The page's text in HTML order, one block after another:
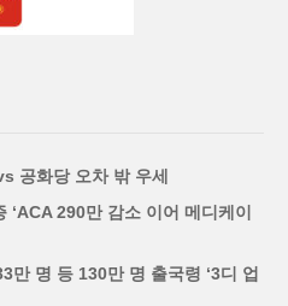
공화당 오차 밖 우세
‘ACA 290만 감소 이어 메디케이
만 명 등 130만 명 출국령 ‘3디 업